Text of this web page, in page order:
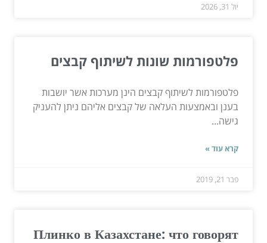
יול 31, 2026
פלטפורמות שונות לשיתוף קבצים
פלטפורמות לשיתוף קבצים הינן מערכות אשר יושבות
בענן ובאמצעות העלאה של קבצים אליהם ניתן להעניק
גישה...
קרא עוד »
פבר 21, 2019
Плинко в Казахстане: что говорят